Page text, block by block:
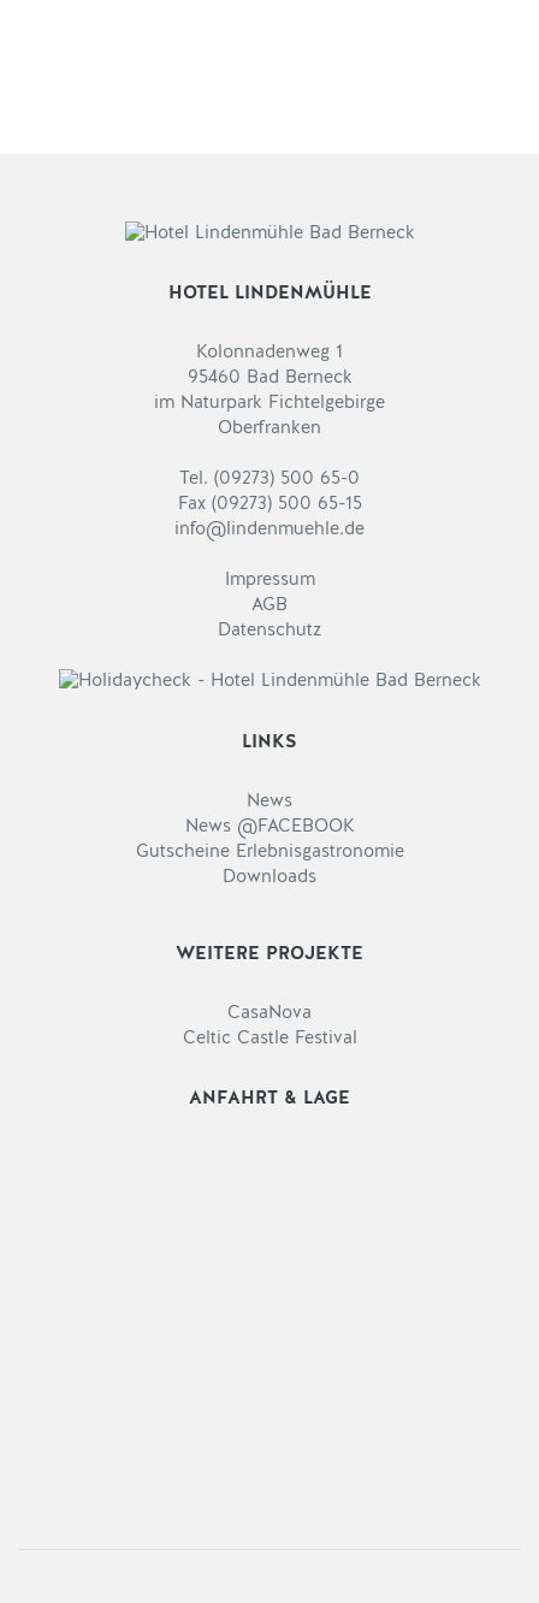
HOTEL LINDENMÜHLE
Kolonnadenweg 1
95460 Bad Berneck
im Naturpark Fichtelgebirge
Oberfranken
Tel. (09273) 500 65-0
Fax (09273) 500 65-15
info@lindenmuehle.de
Impressum
AGB
Datenschutz
LINKS
News
News @FACEBOOK
Gutscheine Erlebnisgastronomie
Downloads
WEITERE PROJEKTE
CasaNova
Celtic Castle Festival
ANFAHRT & LAGE